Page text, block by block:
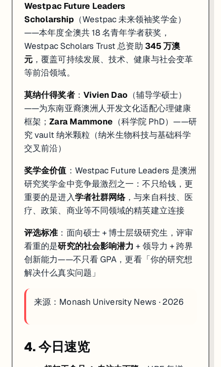
Westpac Future Leaders
Scholarship （Westpac 未来领袖奖学金）
——本年度全澳共 18 名青年学者获奖，
Westpac Scholars Trust 总资助 345 万澳
元 ，覆盖可持续发展、技术、健康与社会变革
等前沿领域。
莫纳什得奖者： Vivien Dao （辅导学硕士）
——为东南亚裔澳洲人开发文化适配心理健康
框架；Zara Mammone （科学院 PhD）——研
究 vault 纳米颗粒（纳米生物科技与基础科学
交叉前沿）
奖学金价值 ：Westpac Future Leaders 是澳洲
研究奖学金中竞争最激烈之一：不只给钱，更
重要的是进入学者社群网络，与来自科技、医
疗、政策、商业等不同领域的精英建立连接
评选标准 ：面向硕士 + 博士层级研究生，评审
看重的是研究的社会影响潜力 + 领导力 + 跨界
创新能力——不只看 GPA，更看「你的研究想
解决什么真实问题」
来源： Monash University News · 2026
4. 今日速览